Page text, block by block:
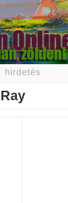
hirdetés